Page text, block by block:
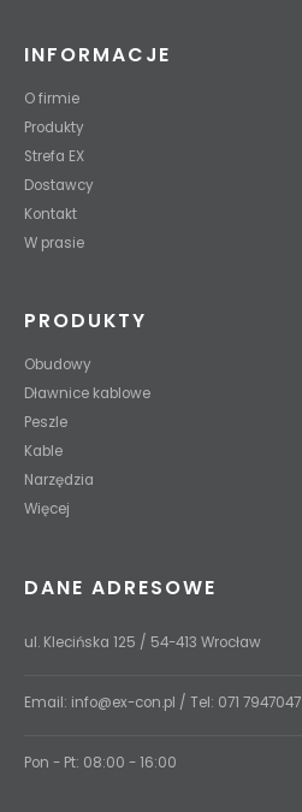
INFORMACJE
O firmie
Produkty
Strefa EX
Dostawcy
Kontakt
W prasie
PRODUKTY
Obudowy
Dławnice kablowe
Peszle
Kable
Narzędzia
Więcej
DANE ADRESOWE
ul. Klecińska 125 / 54-413 Wrocław
Email: info@ex-con.pl / Tel: 071 7947047
Pon - Pt: 08:00 - 16:00